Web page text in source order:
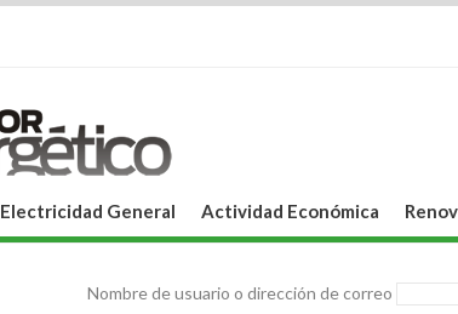
Electricidad General Actividad Económica
Nombre de usuario o dirección de correo